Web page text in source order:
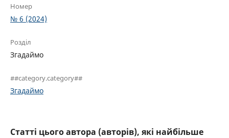
Номер
№ 6 (2024)
Розділ
Згадаймо
##category.category##
Згадаймо
Статті цього автора (авторів), які найбільше